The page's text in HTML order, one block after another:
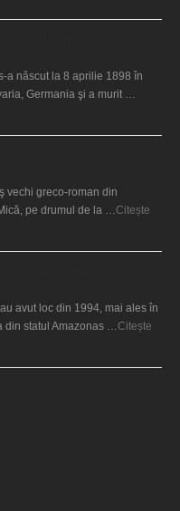
a născut la 8 aprilie 1898 în
Germania şi a murit …
vechi greco-roman din
pe drumul de la …Citește
avut loc din 1994, mai ales în
din statul Amazonas …Citește